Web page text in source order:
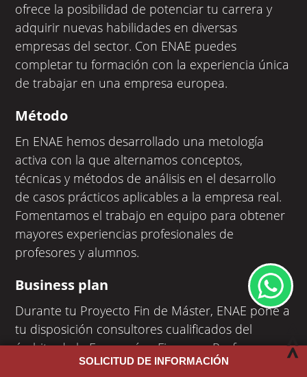
ofrece la posibilidad de potenciar tu carrera y
adquirir nuevas habilidades en diversas
empresas del sector. Con ENAE puedes
completar tu formación con la experiencia única
de trabajar en una empresa europea.
Método
En ENAE hemos desarrollado una metología
activa con la que alternamos conceptos,
técnicas y métodos de análisis en el desarrollo
de casos prácticos aplicables a la empresa real.
Fomentamos el trabajo en equipo para obtener
mayores experiencias profesionales de
profesores y alumnos.
Business plan
Durante tu Proyecto Fin de Máster, ENAE pone a
tu disposición consultores cualificados del
ámbito de la Economía y Finanzas. Profesores y
Profesionales expertos te ayudarán a interpretar
SOLICITUD DE INFORMACIÓN